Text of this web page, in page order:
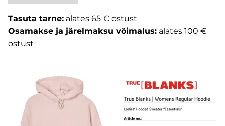
Tasuta tarne: alates 65 € ostust
Osamakse ja järelmaksu võimalus: alates 100 €
ostust